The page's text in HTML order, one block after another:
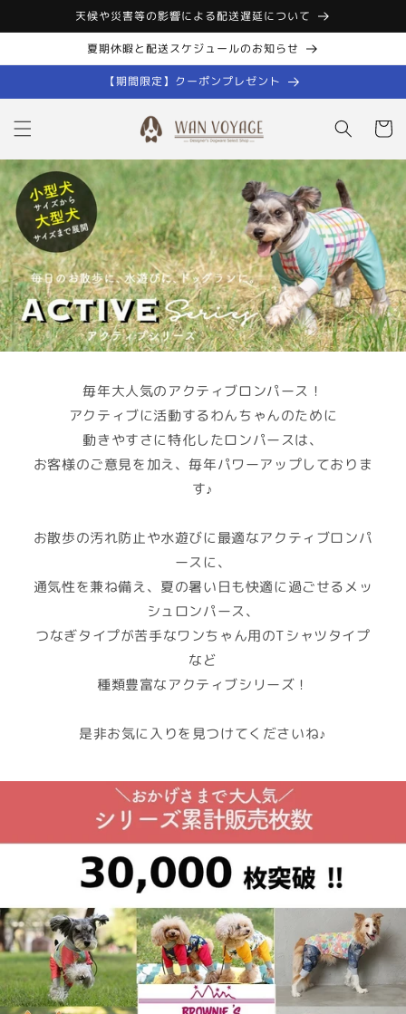
コンテン
ツに進む
天候や災害等の影響による配送遅延について
夏期休暇と配送スケジュールのお知らせ
【期間限定】クーポンプレゼント
ー
毎年大人気のアクティブロンパース！
アクティブに活動するわんちゃんのために
動きやすさに特化したロンパースは、
お客様のご意見を加え、毎年パワーアップしておりま
す♪
お散歩の汚れ防止や水遊びに最適なアクティブロンパ
ースに、
通気性を兼ね備え、夏の暑い日も快適に過ごせるメッ
シュロンパース、
つなぎタイプが苦手なワンちゃん用のTシャツタイプ
など
種類豊富なアクティブシリーズ！
是非お気に入りを見つけてくださいね♪